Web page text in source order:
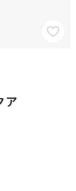
ア